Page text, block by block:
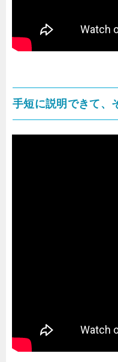
手短に説明できて、